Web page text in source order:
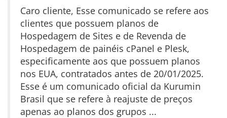
Caro cliente, Esse comunicado se refere aos
clientes que possuem planos de
Hospedagem de Sites e de Revenda de
Hospedagem de painéis cPanel e Plesk,
especificamente aos que possuem planos
nos EUA, contratados antes de 20/01/2025.
Esse é um comunicado oficial da Kurumin
Brasil que se refere à reajuste de preços
apenas ao planos dos grupos ...